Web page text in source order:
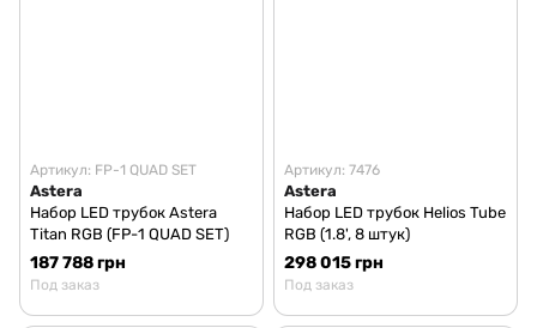
Артикул: FP-1 QUAD SET
Astera
Набор LED трубок Astera
Titan RGB (FP-1 QUAD SET)
187 788 грн
Под заказ
Артикул: 7476
Astera
Набор LED трубок Helios Tube
RGB (1.8', 8 штук)
298 015 грн
Под заказ